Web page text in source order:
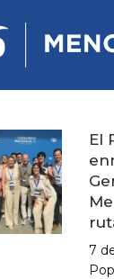
PONENCIA DE
POLÍTICA Y
REGLAMENTO DE
DOCUMENTOS
INSULAR DE
El
7